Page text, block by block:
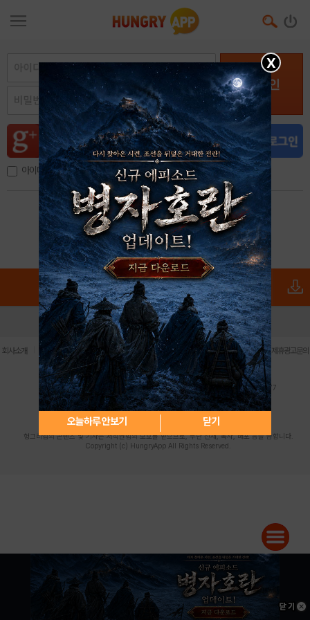
로그인
아이디, 이메일 저장
아이디 / 비밀번호 찾기 회원가입
X
오늘하루 안보기 닫기
로그인 PC버전 전체앱
회사소개 이용약관 | 개인정보 처리방침 | 청소년 보호정책 | 불법촬영물 신고센터 | 제휴광고문의
사업자등록번호:119-86-61101 (주)스마트나우 대표이사:송현두
주소: 서울시 금천구 가산디지털1로 171 연락처:063-284-8635 팩스:02-6265-0377
청소년보호책임자:김동욱desk@hungryapp.co.kr
등록번호:서울아02322 | 등록일자:2016년4월25일
발행인:(주)스마트나우 송현두 | 편집인:김동욱
헝그리앱의 콘텐츠 및 기사는 저작권법의 보호를 받으므로, 무단 전재, 복사, 배포 등을 금합니다.
Copyright (c) HungryApp All Rights Reserved.